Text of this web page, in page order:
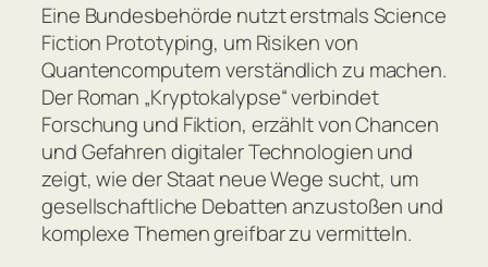
Eine Bundesbehörde nutzt erstmals Science
Fiction Prototyping, um Risiken von
Quantencomputern verständlich zu machen.
Der Roman „Kryptokalypse“ verbindet
Forschung und Fiktion, erzählt von Chancen
und Gefahren digitaler Technologien und
zeigt, wie der Staat neue Wege sucht, um
gesellschaftliche Debatten anzustoßen und
komplexe Themen greifbar zu vermitteln.